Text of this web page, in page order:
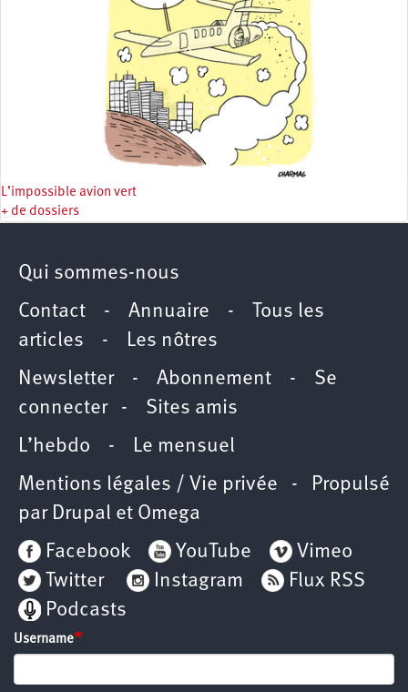
L’impossible avion vert
+ de dossiers
Qui sommes-nous
Contact - Annuaire -
Tous les
articles - Les nôtres
Newsletter- Abonnement - Se
connecter- Sites amis
L’hebdo - Le mensuel
Mentions légales / Vie privée - Propulsé
par Drupal et Omega
Facebook
YouTube
Vimeo
Twitter
Instagram
Flux RSS
Podcasts
Username